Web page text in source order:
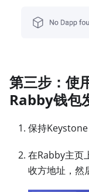
第三步：使
Rabby钱包
保持Keystone
在Rabby主页
收方地址，然